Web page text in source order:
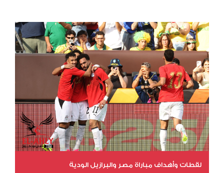
لقطات وأهداف مباراة مصر والبرازيل الودية